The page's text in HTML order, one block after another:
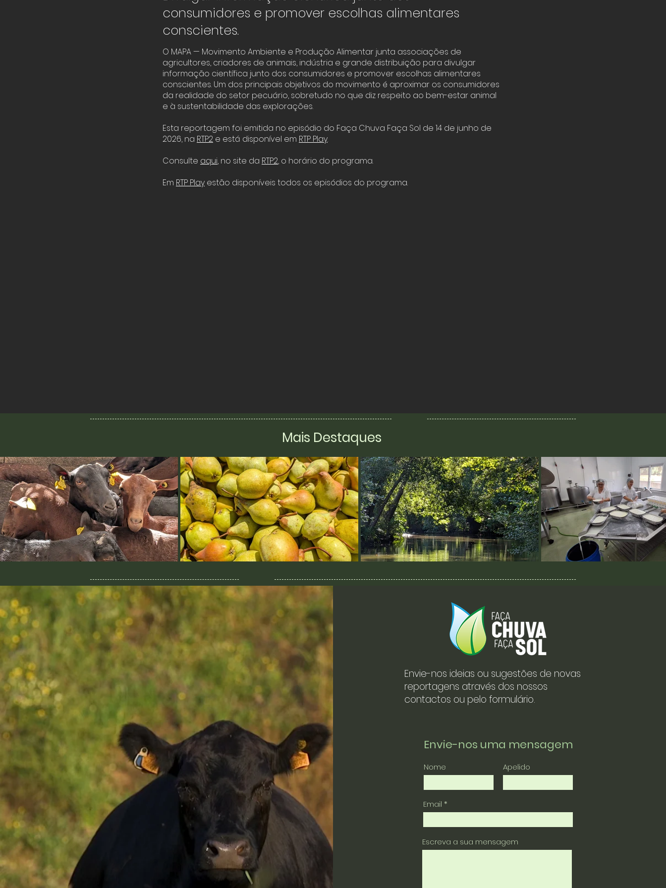
consumidores e promover escolhas alimentares
conscientes.
O MAPA — Movimento Ambiente e Produção Alimentar junta associações de
agricultores, criadores de animais, indústria e grande distribuição para divulgar
informação científica junto dos consumidores e promover escolhas alimentares
conscientes. Um dos principais objetivos do movimento é aproximar os consumidores
da realidade do setor pecuário, sobretudo no que diz respeito ao bem-estar animal
e à sustentabilidade das explorações.
Esta reportagem foi emitida no episódio do Faça Chuva Faça Sol de 14 de junho de
2026, na RTP2 e está disponível em RTP Play.
Consulte aqui, no site da RTP2, o horário do programa.
Em RTP Play estão disponíveis todos os episódios do programa.
Mais Destaques
Envie-nos ideias ou sugestões de novas
reportagens através dos nossos
contactos ou pelo formulário.
Envie-nos uma mensagem
Nome Apelido
Email
Escreva a sua mensagem